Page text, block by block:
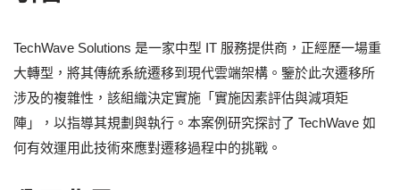
TechWave Solutions 是一家中型 IT 服務提供商，正經歷一場重
大轉型，將其傳統系統遷移到現代雲端架構。鑒於此次遷移所
涉及的複雜性，該組織決定實施「實施因素評估與減項矩
陣」，以指導其規劃與執行。本案例研究探討了 TechWave 如
何有效運用此技術來應對遷移過程中的挑戰。